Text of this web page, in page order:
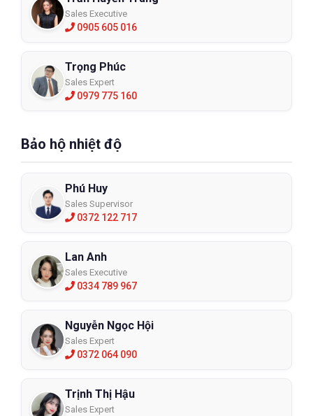
Sales Executive
0905 605 016
Trọng Phúc
Sales Expert
0979 775 160
Bảo hộ nhiệt độ
Phú Huy
Sales Supervisor
0372 122 717
Lan Anh
Sales Executive
0334 789 967
Nguyễn Ngọc Hội
Sales Expert
0372 064 090
Trịnh Thị Hậu
Sales Expert